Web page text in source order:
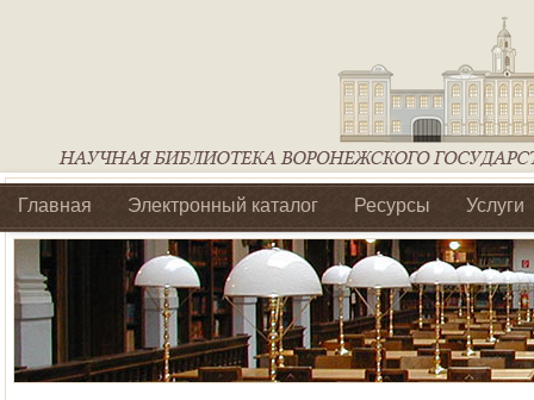
Главная Электронный каталог Ресурсы Услуги
Библиотеки регионального отделения Ассоциации